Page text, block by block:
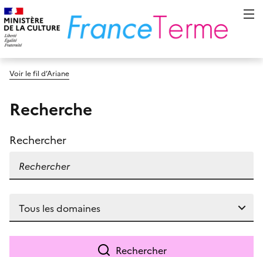
Voir le fil d’Ariane
Recherche
Rechercher
Rechercher